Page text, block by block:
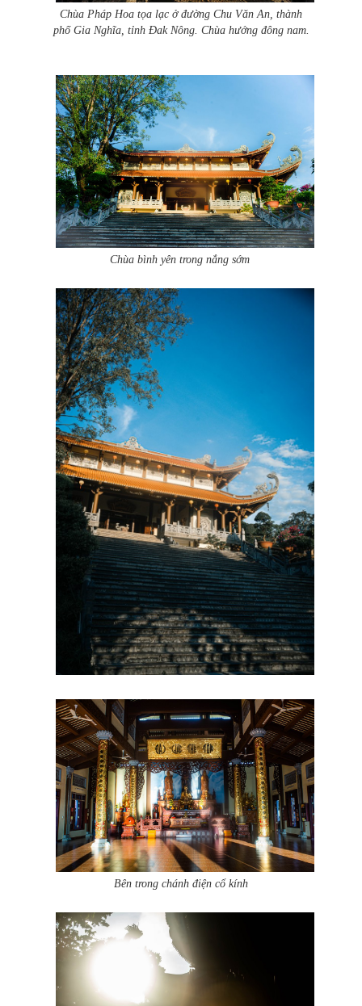
Chùa Pháp Hoa tọa lạc ở đường Chu Văn An, thành
phố Gia Nghĩa, tỉnh Đak Nông. Chùa hướng đông nam.
Chùa bình yên trong nắng sớm
Bên trong chánh điện cổ kính